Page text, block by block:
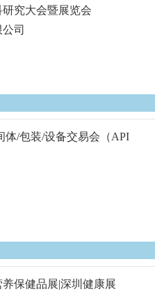
究大会暨展览会
司
体/包装/设备交易会（API
保健品展|深圳健康展